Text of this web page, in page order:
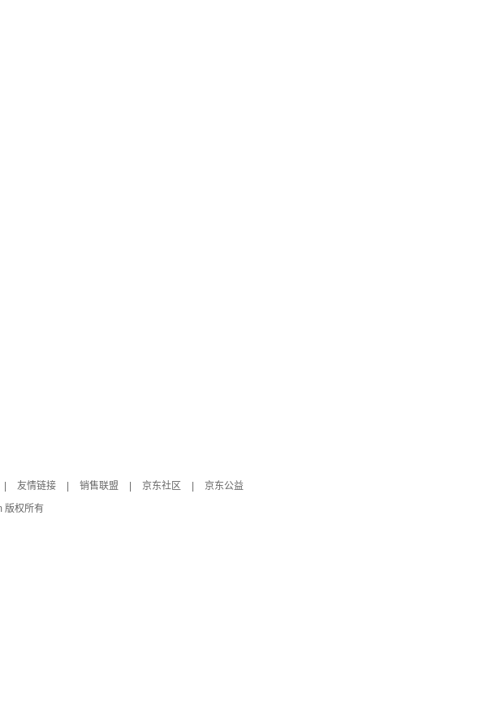
友情链接 销售联盟 京东社区
京东公益
版权所有